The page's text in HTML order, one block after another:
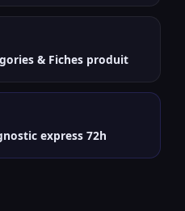
& Fiches produit
express 72h